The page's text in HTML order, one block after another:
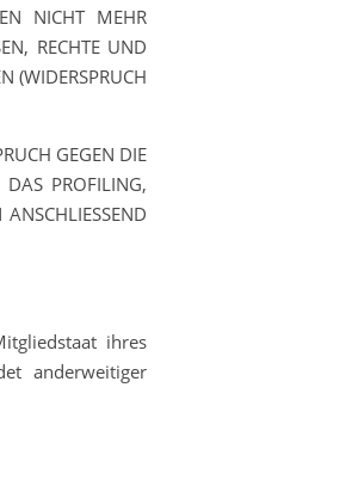
NICHT MEHR
RECHTE UND
(WIDERSPRUCH
GEGEN DIE
DAS PROFILING,
ihres
anderweitiger